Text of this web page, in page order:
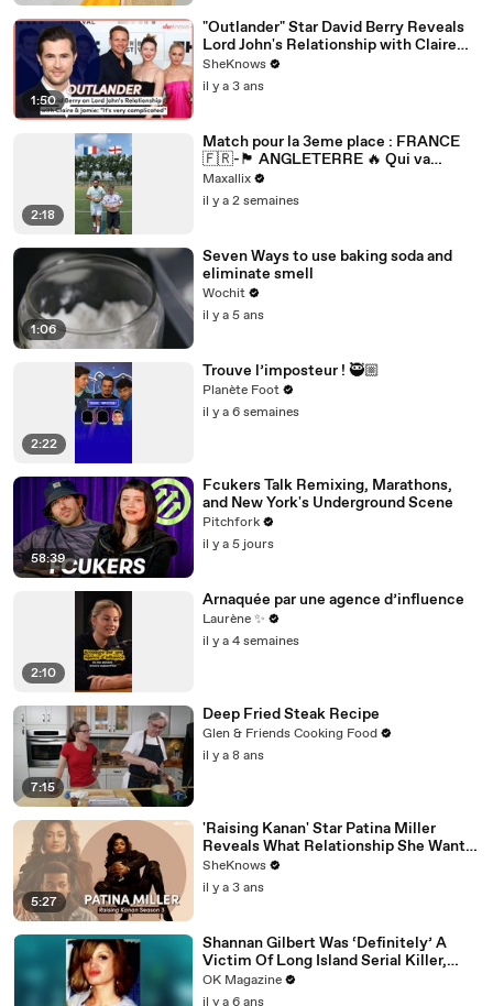
1:50
"Outlander" Star David Berry Reveals
Lord John's Relationship with Claire
Gets 'Complicated' in Season 7
SheKnows
il y a 3 ans
2:18
Match pour la 3eme place : FRANCE
🇫🇷-🏴 ANGLETERRE 🔥 Qui va
gagner ??
Maxallix
il y a 2 semaines
1:06
Seven Ways to use baking soda and
eliminate smell
Wochit
il y a 5 ans
2:22
Trouve l’imposteur ! 🥷🏼
Planète Foot
il y a 6 semaines
58:39
Fcukers Talk Remixing, Marathons,
and New York's Underground Scene
Pitchfork
il y a 5 jours
2:10
Arnaquée par une agence d’influence
Laurène ✨
il y a 4 semaines
7:15
Deep Fried Steak Recipe
Glen & Friends Cooking Food
il y a 8 ans
5:27
'Raising Kanan' Star Patina Miller
Reveals What Relationship She Wants
For Her Character
SheKnows
il y a 3 ans
Shannan Gilbert Was ‘Definitely’ A
Victim Of Long Island Serial Killer,
Says Her Sister: Watch
OK Magazine